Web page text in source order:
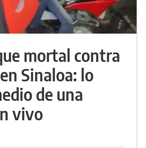
mortal contra
Sinaloa: lo
de una
vivo